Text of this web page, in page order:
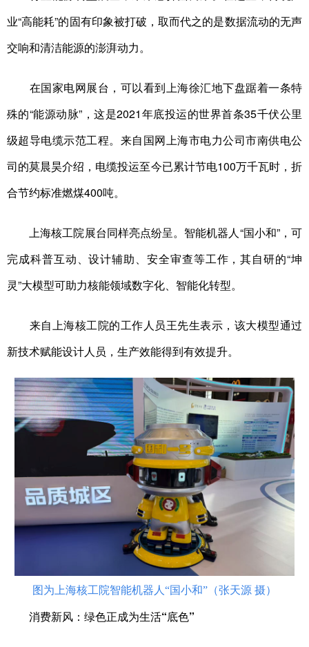
业“高能耗”的固有印象被打破，取而代之的是数据流动的无声
交响和清洁能源的澎湃动力。
在国家电网展台，可以看到上海徐汇地下盘踞着一条特
殊的“能源动脉”，这是2021年底投运的世界首条35千伏公里
级超导电缆示范工程。来自国网上海市电力公司市南供电公
司的莫晨昊介绍，电缆投运至今已累计节电100万千瓦时，折
合节约标准燃煤400吨。
上海核工院展台同样亮点纷呈。智能机器人“国小和”，可
完成科普互动、设计辅助、安全审查等工作，其自研的“坤
灵”大模型可助力核能领域数字化、智能化转型。
来自上海核工院的工作人员王先生表示，该大模型通过
新技术赋能设计人员，生产效能得到有效提升。
图为上海核工院智能机器人“国小和”（张天源 摄）
消费新风：绿色正成为生活“底色”